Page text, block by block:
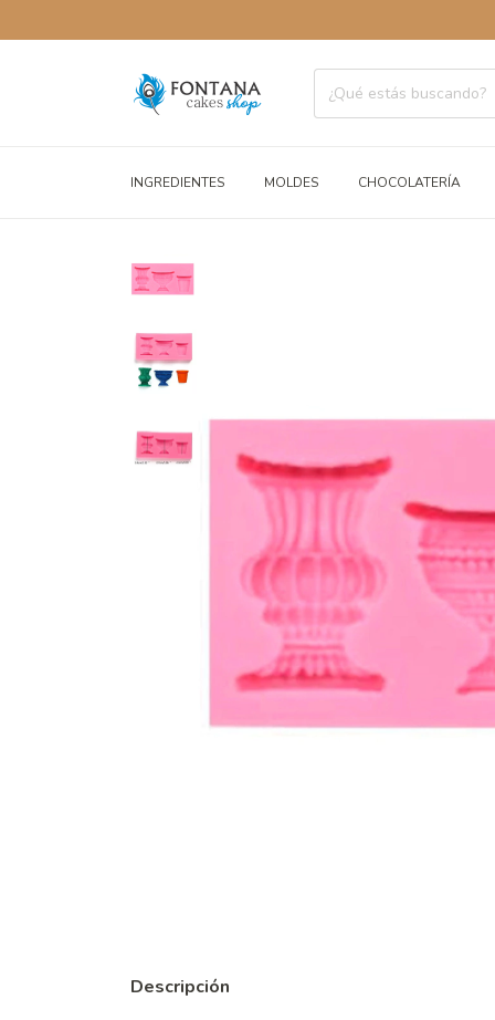
ENVÍOS
INGREDIENTES MOLDES CHOCOLATERÍA
Descripción